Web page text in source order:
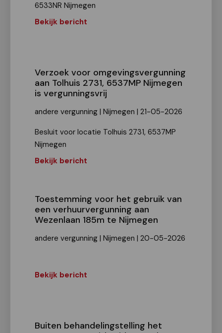
6533NR Nijmegen
Bekijk bericht
Verzoek voor omgevingsvergunning
aan Tolhuis 2731, 6537MP Nijmegen
is vergunningsvrij
andere vergunning | Nijmegen | 21-05-2026
Besluit voor locatie Tolhuis 2731, 6537MP
Nijmegen
Bekijk bericht
Toestemming voor het gebruik van
een verhuurvergunning aan
Wezenlaan 185m te Nijmegen
andere vergunning | Nijmegen | 20-05-2026
Bekijk bericht
Buiten behandelingstelling het